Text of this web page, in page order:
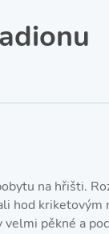
na hřišti.
hod
pěkné a